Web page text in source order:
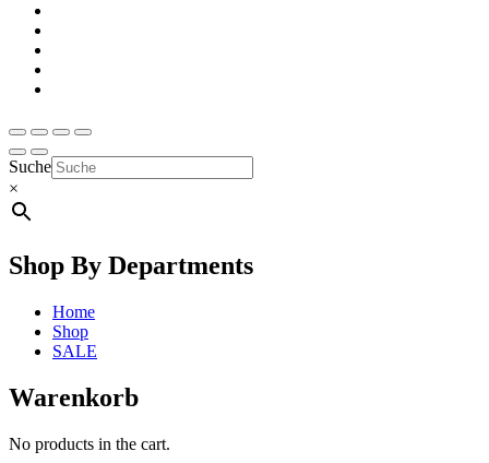
Suche
×
Shop By Departments
Home
Shop
SALE
Warenkorb
No products in the cart.